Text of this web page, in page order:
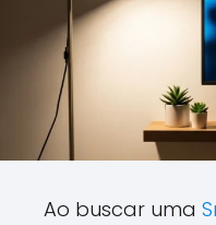
Ao buscar uma